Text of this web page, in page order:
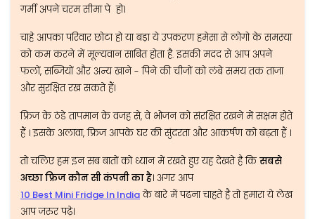
गर्मी अपने चरम सीमा पे हो।
चाहे आपका परिवार छोटा हो या बड़ा ये उपकरण हमेसा से लोगो के समस्या
को कम करने में मूल्यवान साबित होता है. इसकी मदद से आप अपने
फलों, सब्जियों और अन्य खाने - पिने की चीजों को लंबे समय तक ताजा
और सुरक्षित रख सकते हैं।
फ्रिज के ठंडे तापमान के वजह से, वे भोजन को संरक्षित रखने में सक्षम होते
हैं । इसके अलावा, फ्रिज आपके घर की सुंदरता और आकर्षण को बढ़ता हैं ।
तो चलिए हम इन सब बातों को ध्यान में रखते हुए यह देखते है किसबसे
अच्छा फ्रिज कौन सी कंपनी का है। अगर आप
10 Best Mini Fridge In Indiaके बारे में पढना चाहते है तो हमारा ये लेख
आप जरुर पढ़े।